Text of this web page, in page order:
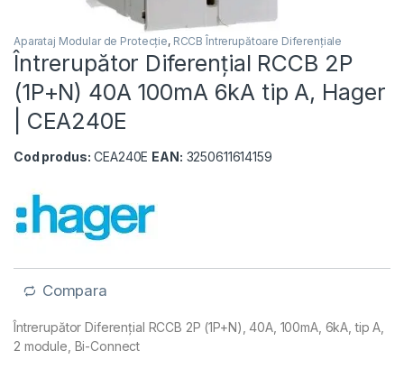
Aparataj Modular de Protecție, RCCB Întrerupătoare Diferențiale
Întrerupător Diferențial RCCB 2P
(1P+N) 40A 100mA 6kA tip A, Hager
| CEA240E
Cod produs: CEA240E EAN: 3250611614159
Compara
Întrerupător Diferențial RCCB 2P (1P+N), 40A, 100mA, 6kA, tip A,
2 module, Bi-Connect